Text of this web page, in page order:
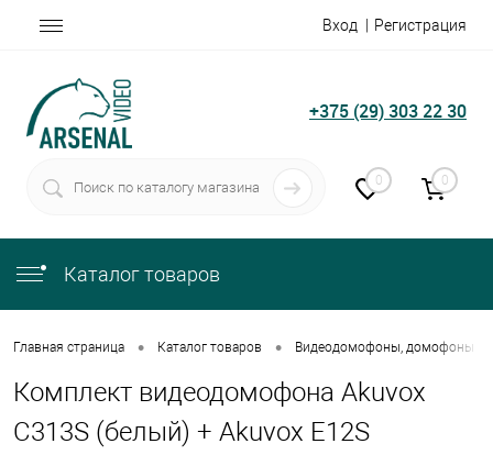
Вход Регистрация
+375 (29) 303 22 30
0 0
Каталог товаров
Главная страница • Каталог товаров • Видеодомофоны, домофоны
Комплект видеодомофона Akuvox
C313S (белый) + Akuvox E12S